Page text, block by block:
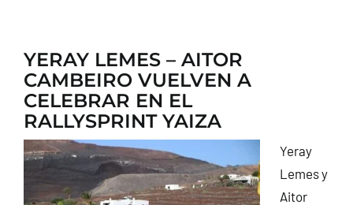
YERAY LEMES – AITOR
CAMBEIRO VUELVEN A
CELEBRAR EN EL
RALLYSPRINT YAIZA
Yeray
Lemes y
Aitor